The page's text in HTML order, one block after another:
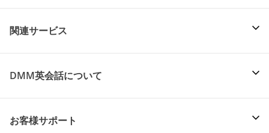
関連サービス
DMM英会話について
お客様サポート